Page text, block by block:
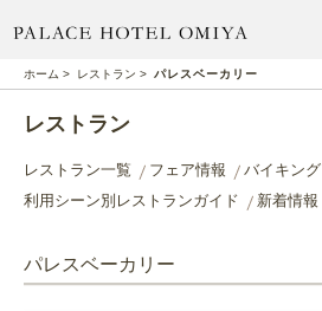
ホーム > レストラン > パレスベーカリー
レストラン
レストラン一覧 フェア情報
バイキング
利用シーン別レストランガイド
新着情報
パレスベーカリー